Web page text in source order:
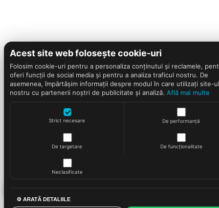
Acest site web folosește cookie-uri
Folosim cookie-uri pentru a personaliza conținutul și reclamele,
oferi funcții de social media și pentru a analiza traficul nostru. De
asemenea, împărtășim informații despre modul în care utilizați site-ul
nostru cu partenerii noștri de publicitate și analiză. Află mai multe
Strict necesare De performanță
De targetare De funcționalitate
Neclasificate
⚙ ARATĂ DETALIILE